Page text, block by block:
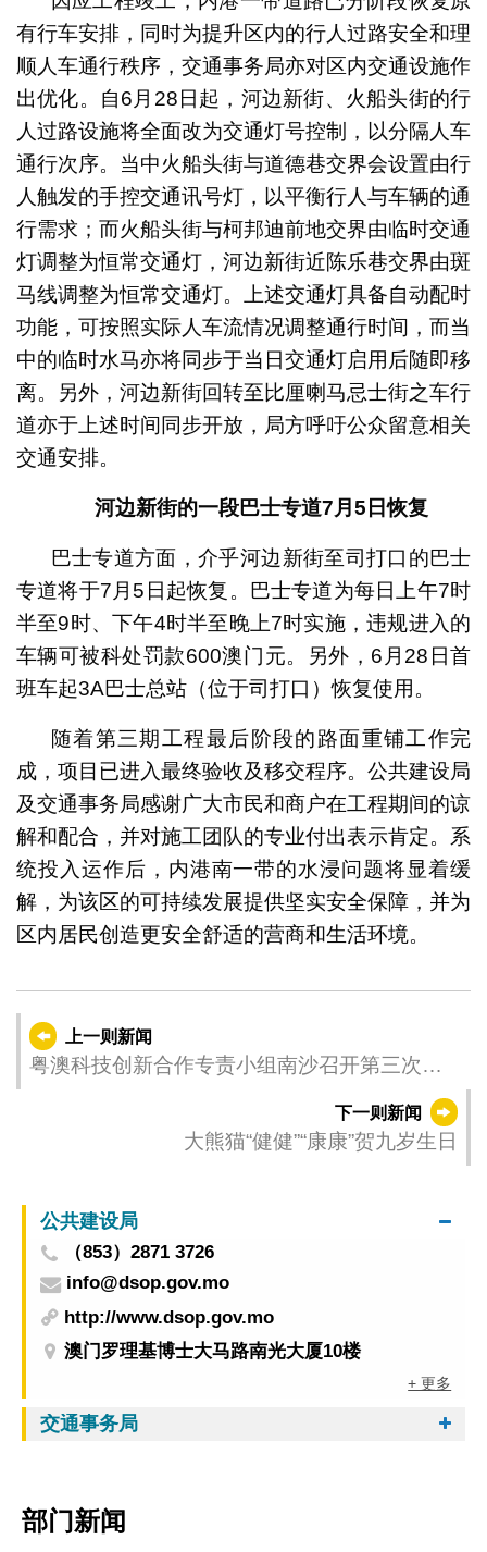
有行车安排，同时为提升区内的行人过路安全和理
顺人车通行秩序，交通事务局亦对区内交通设施作
出优化。自6月28日起，河边新街、火船头街的行
人过路设施将全面改为交通灯号控制，以分隔人车
通行次序。当中火船头街与道德巷交界会设置由行
人触发的手控交通讯号灯，以平衡行人与车辆的通
行需求；而火船头街与柯邦迪前地交界由临时交通
灯调整为恒常交通灯，河边新街近陈乐巷交界由斑
马线调整为恒常交通灯。上述交通灯具备自动配时
功能，可按照实际人车流情况调整通行时间，而当
中的临时水马亦将同步于当日交通灯启用后随即移
离。另外，河边新街回转至比厘喇马忌士街之车行
道亦于上述时间同步开放，局方呼吁公众留意相关
交通安排。
河边新街的一段巴士专道7月 5 日恢复
巴士专道方面，介乎河边新街至司打口的巴士
专道将于7月5日起恢复。巴士专道为每日上午7时
半至9时、下午4时半至晚上7时实施，违规进入的
车辆可被科处罚款600澳门元。另外，6月28日首
班车起3A巴士总站（位于司打口）恢复使用。
随着第三期工程最后阶段的路面重铺工作完
成，项目已进入最终验收及移交程序。公共建设局
及交通事务局感谢广大市民和商户在工程期间的谅
解和配合，并对施工团队的专业付出表示肯定。系
统投入运作后，内港南一带的水浸问题将显着缓
解，为该区的可持续发展提供坚实安全保障，并为
区内居民创造更安全舒适的营商和生活环境。
上一则新闻
粤澳科技创新合作专责小组南沙召开第三次会
下一则新闻
大熊猫“健健”“康康”贺九岁生日
公共建设局
（853）2871 3726
info@dsop.gov.mo
http://www.dsop.gov.mo
澳门罗理基博士大马路南光大厦10楼
+ 更多
交通事务局
部门新闻